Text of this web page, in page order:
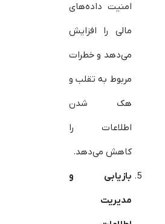
امنیت داده‌های
مالی را افزایش
می‌دهد و خطرات
مربوط به تقلب و
هک شدن
اطلاعات را
کاهش می‌دهد.
بازیابی و
مدیریت